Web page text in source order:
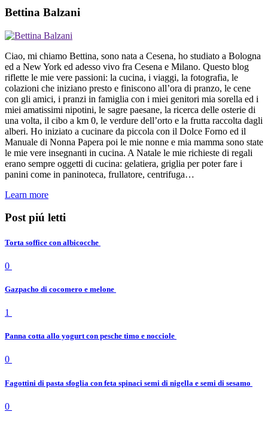
Bettina Balzani
Ciao, mi chiamo Bettina, sono nata a Cesena, ho studiato a Bologna
ed a New York ed adesso vivo fra Cesena e Milano. Questo blog
riflette le mie vere passioni: la cucina, i viaggi, la fotografia, le
colazioni che iniziano presto e finiscono all’ora di pranzo, le cene
con gli amici, i pranzi in famiglia con i miei genitori mia sorella ed i
miei amatissimi nipotini, le sagre paesane, la ricerca delle osterie di
una volta, il cibo a km 0, le verdure dell’orto e la frutta raccolta dagli
alberi. Ho iniziato a cucinare da piccola con il Dolce Forno ed il
Manuale di Nonna Papera poi le mie nonne e mia mamma sono state
le mie vere insegnanti in cucina. A Natale le mie richieste di regali
erano sempre oggetti di cucina: gelatiera, griglia per poter fare i
panini come in paninoteca, frullatore, centrifuga…
Learn more
Post piú letti
Torta soffice con albicocche
0
Gazpacho di cocomero e melone
1
Panna cotta allo yogurt con pesche timo e nocciole
0
Fagottini di pasta sfoglia con feta spinaci semi di nigella e semi di sesamo
0